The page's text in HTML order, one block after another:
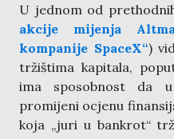
U jednom od
akcije mijenja
kompanije SpaceX“)
tržištima kapitala,
ima sposobnost da
promijeni ocjenu
koja „juri u bankrot“